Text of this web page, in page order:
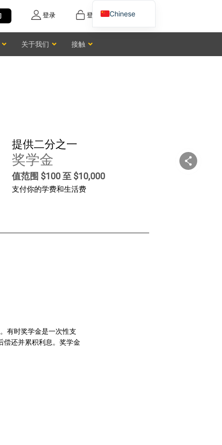
登记
登录
关于我们 接触
提供二分之一
奖学金
值范围 $100 至 $10,000
支付你的学费和生活费
有时奖学金是一次性支
偿还并累积利息。奖学金
Chinese